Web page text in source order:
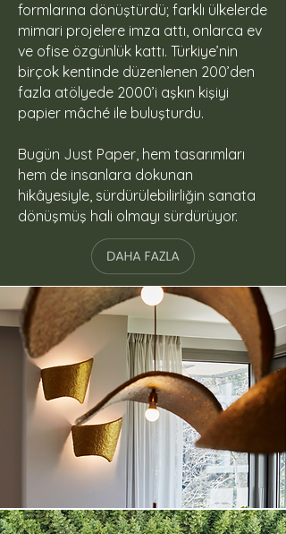
formlarına dönüştürdü; farklı ülkelerde
mimari projelere imza attı, onlarca ev
ve ofise özgünlük kattı. Türkiye’nin
birçok kentinde düzenlenen 200’den
fazla atölyede 2000’i aşkın kişiyi
papier mâché ile buluşturdu.
Bugün Just Paper, hem tasarımları
hem de insanlara dokunan
hikâyesiyle, sürdürülebilirliğin sanata
dönüşmüş hali olmayı sürdürüyor.